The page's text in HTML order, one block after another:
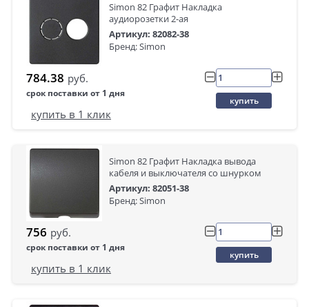
Simon 82 Графит Накладка
аудиорозетки 2-ая
Артикул: 82082-38
Бренд: Simon
784.38 руб.
срок поставки от 1 дня
купить
купить в 1 клик
Simon 82 Графит Накладка вывода
кабеля и выключателя со шнурком
Артикул: 82051-38
Бренд: Simon
756 руб.
срок поставки от 1 дня
купить
купить в 1 клик